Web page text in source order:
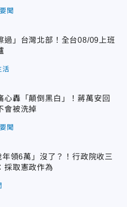
要聞
過」台灣北部！全台08/09上班
活
心轟「顛倒黑白」！蔣萬安回
會被洗掉
要聞
年領6萬」沒了？！行政院收三
採取憲政作為